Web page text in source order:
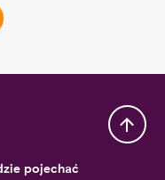
pojechać